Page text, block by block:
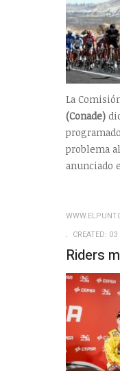
La
(Conade)
problema
anunciado
CREATED:
Riders